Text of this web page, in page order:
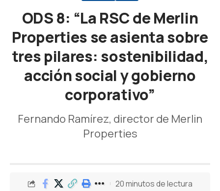
ODS 8: “La RSC de Merlin
Properties se asienta sobre
tres pilares: sostenibilidad,
acción social y gobierno
corporativo”
Fernando Ramírez, director de Merlin
Properties
20 minutos de lectura